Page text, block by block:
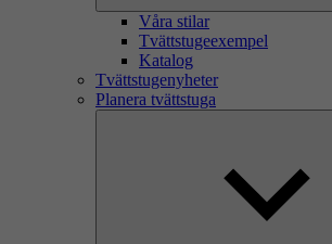
Våra stilar
Tvättstugeexempel
Katalog
Tvättstugenyheter
Planera tvättstuga